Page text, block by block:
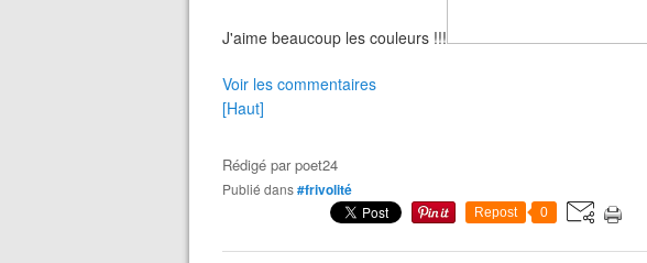
J'aime beaucoup les couleurs !!!
Voir les commentaires
[Haut]
Rédigé parpoet24
Publié dans#frivolité
Repost 0